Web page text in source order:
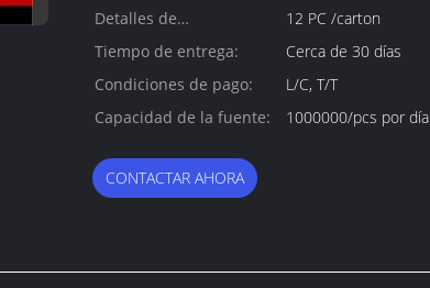
Detalles de
empaquetado:
12 PC /carton
Tiempo de entrega:
Cerca de 30 días
Condiciones de pago:
L/C, T/T
Capacidad de la fuente:
1000000/pcs por día
CONTACTAR AHORA